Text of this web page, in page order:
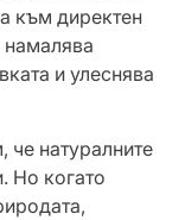
към директен
намалява
и улеснява
натуралните
Но когато